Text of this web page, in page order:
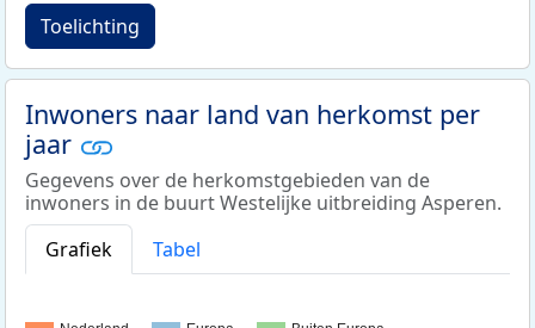
Toelichting
Inwoners naar land van herkomst per
jaar
Gegevens over de herkomstgebieden van de
inwoners in de buurt Westelijke uitbreiding Asperen.
Grafiek
Tabel